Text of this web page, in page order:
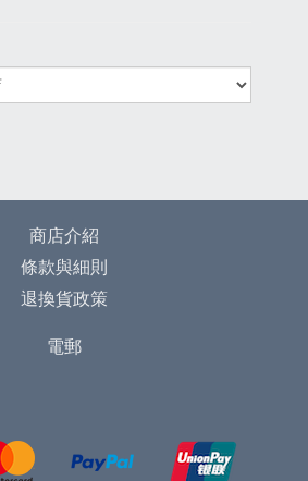
商店介紹
條款與細則
退換貨政策
電郵